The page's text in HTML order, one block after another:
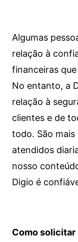
Algumas
relação à
financeiras que
No entanto, a
relação à
clientes e de
todo. São
atendidos
nosso
Digio é
Como solicitar